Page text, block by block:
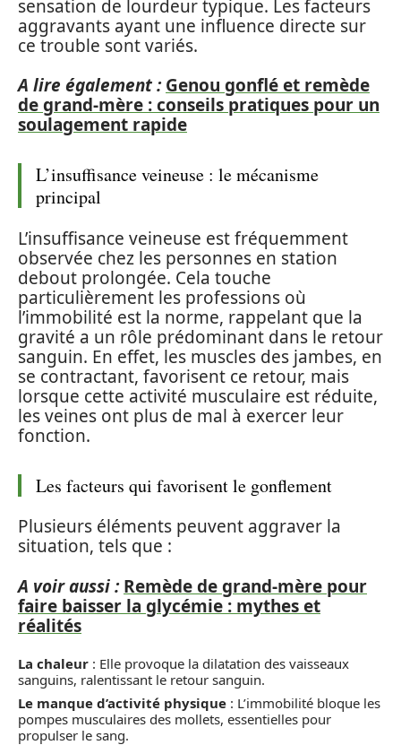
sensation de lourdeur typique. Les facteurs
aggravants ayant une influence directe sur
ce trouble sont variés.
A lire également : Genou gonflé et remède
de grand-mère : conseils pratiques pour un
soulagement rapide
L’insuffisance veineuse : le mécanisme
principal
L’insuffisance veineuse est fréquemment
observée chez les personnes en station
debout prolongée. Cela touche
particulièrement les professions où
l’immobilité est la norme, rappelant que la
gravité a un rôle prédominant dans le retour
sanguin. En effet, les muscles des jambes, en
se contractant, favorisent ce retour, mais
lorsque cette activité musculaire est réduite,
les veines ont plus de mal à exercer leur
fonction.
Les facteurs qui favorisent le gonflement
Plusieurs éléments peuvent aggraver la
situation, tels que :
A voir aussi : Remède de grand-mère pour
faire baisser la glycémie : mythes et
réalités
La chaleur : Elle provoque la dilatation des vaisseaux
sanguins, ralentissant le retour sanguin.
Le manque d’activité physique : L’immobilité bloque les
pompes musculaires des mollets, essentielles pour
propulser le sang.